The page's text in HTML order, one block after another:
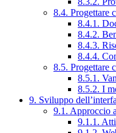
8.4. Progettare
8.4.1.
8.4.2.
8.4.3.
8.4.4.
8.5. Progettare
8.5.1.
8.5.2. I
9. Sviluppo
9.1. Approccio
9.1.1.